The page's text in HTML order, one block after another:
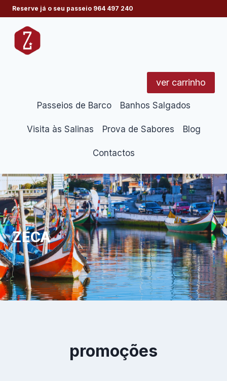
Skip
to
content
Reserve já o seu passeio 964 497 240
ver carrinho
Passeios de Barco Banhos Salgados
Visita às Salinas Prova de Sabores Blog
Contactos
ZECA
promoções